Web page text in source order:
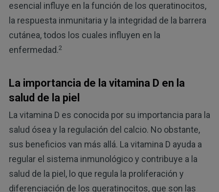
esencial influye en la función de los queratinocitos,
la respuesta inmunitaria y la integridad de la barrera
cutánea, todos los cuales influyen en la
enfermedad.2
La importancia de la vitamina D en la
salud de la piel
La vitamina D es conocida por su importancia para la
salud ósea y la regulación del calcio. No obstante,
sus beneficios van más allá. La vitamina D ayuda a
regular el sistema inmunológico y contribuye a la
salud de la piel, lo que regula la proliferación y
diferenciación de los queratinocitos, que son las